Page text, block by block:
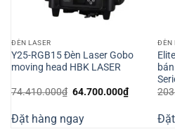
ĐÈN LASER
Y25-RGB15 Đèn Laser Gobo
moving head HBK LASER
74.410.000₫ Giá
74.410.000₫.
64.700.000₫Giá
hiện
Đặt hàng ngay
ĐÈN